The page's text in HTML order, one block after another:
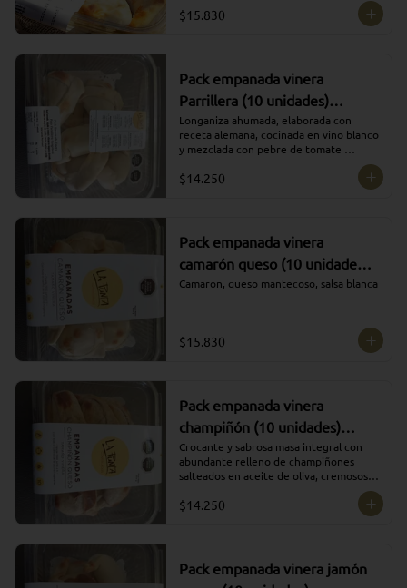
$15.830
Pack empanada vinera
Parrillera (10 unidades)
ULTRACONGELADO
Longaniza ahumada, elaborada con
receta alemana, cocinada en vino blanco
y mezclada con pebre de tomate
$14.250
Pack empanada vinera
camarón queso (10 unidades)
ULTRACONGELADO
Camaron, queso mantecoso, salsa blanca
$15.830
Pack empanada vinera
champiñón (10 unidades)
ULTRACONGELADO
Crocante y sabrosa masa integral con
abundante relleno de champiñones
salteados en aceite de oliva, cremosos
$14.250
Pack empanada vinera jamón